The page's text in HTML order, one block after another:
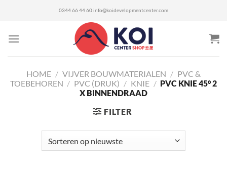
0344 66 44 60 info@koidevelopmentcenter.com
HOME / VIJVER BOUWMATERIALEN / PVC &
TOEBEHOREN / PVC (DRUK) / KNIE / PVC KNIE 45° 2
X BINNENDRAAD
FILTER